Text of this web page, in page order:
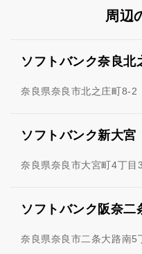
周辺
ソフトバンク奈良北
奈良県奈良市北之庄町8-2
ソフトバンク新大宮
奈良県奈良市大宮町4丁目
ソフトバンク阪奈二
奈良県奈良市二条大路南5